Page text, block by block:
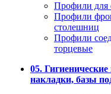
Профили для
Профили
столешниц
Профили
торцевые
05.
накладки, базы